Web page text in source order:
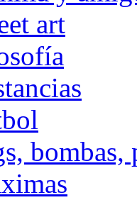
art
bombas,